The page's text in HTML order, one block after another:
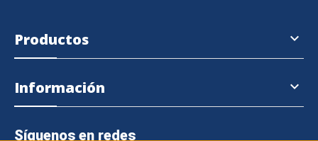
Productos 
Información 
Síguenos en redes